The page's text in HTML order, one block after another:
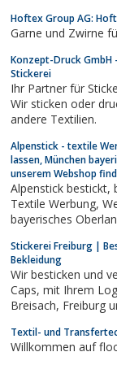
Hoftex Group AG:
Garne und Zwirne
Konzept-Druck GmbH
Stickerei
Ihr Partner für
Wir sticken oder drucken
andere Textilien.
Alpenstick - textile
lassen, München
unserem Webshop
Alpenstick bestickt, bedruckt und veredelt Textilien aller Art.
Textile Werbung, Webshop, besticken lassen München und
bayerisches Oberland, Textilien bedrucken. In unserem
Stickerei Freiburg |
Bekleidung
Wir besticken und
Caps, mit Ihrem Logo oder Ihrer Vorlage. Wir sind die Stickerei in
Breisach, Freiburg und Südbaden. Hochwertige Bestickungen und
Textil- und
Willkommen auf